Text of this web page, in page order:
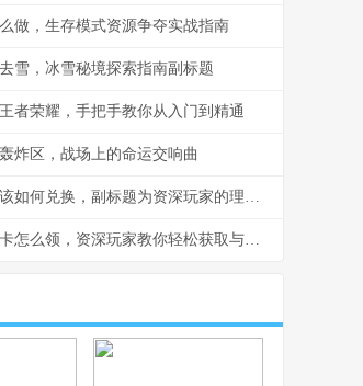
做，生存模式资源争夺实战指南
雪，冰雪秘境探索指南副标题
者荣耀，手把手教你从入门到精通
炸区，战场上的命运交响曲
和平精英抽奖该如何兑换，副标题为资深玩家的理性抉择指南
和平精英大王卡怎么领，资深玩家教你轻松获取与高效使用